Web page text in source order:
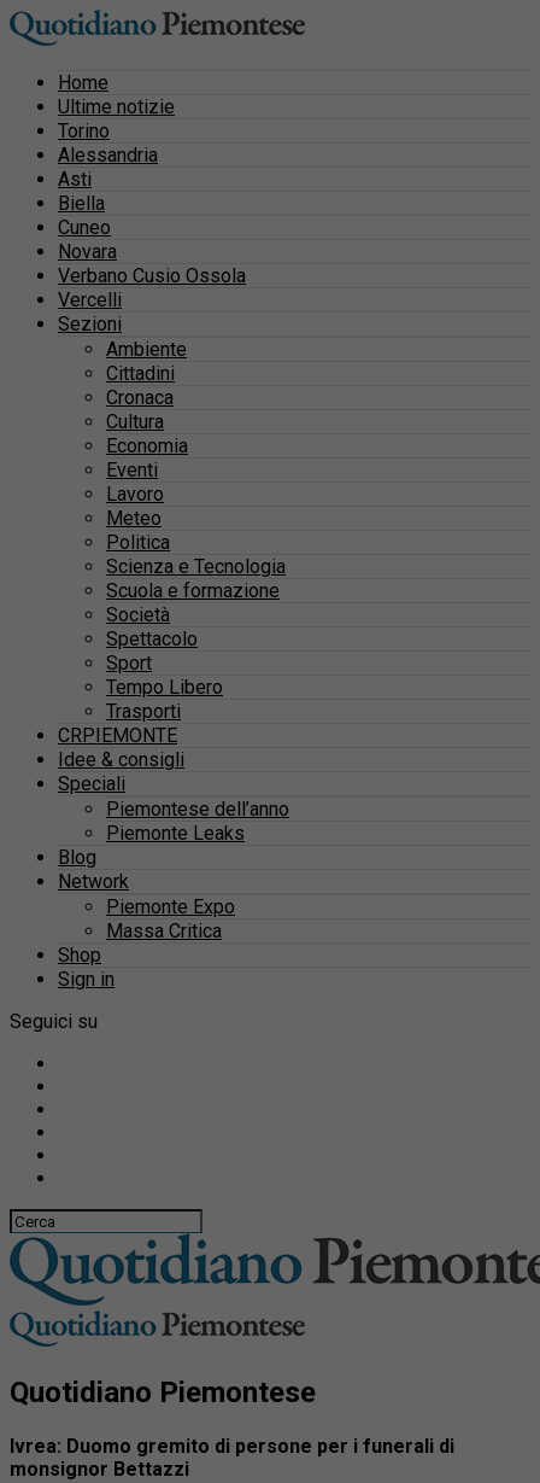
Home
Ultime notizie
Torino
Alessandria
Asti
Biella
Cuneo
Novara
Verbano Cusio Ossola
Vercelli
Sezioni
Ambiente
Cittadini
Cronaca
Cultura
Economia
Eventi
Lavoro
Meteo
Politica
Scienza e Tecnologia
Scuola e formazione
Società
Spettacolo
Sport
Tempo Libero
Trasporti
CRPIEMONTE
Idee & consigli
Speciali
Piemontese dell’anno
Piemonte Leaks
Blog
Network
Piemonte Expo
Massa Critica
Shop
Sign in
Seguici su
Quotidiano Piemontese
Ivrea: Duomo gremito di persone per i funerali di
monsignor Bettazzi